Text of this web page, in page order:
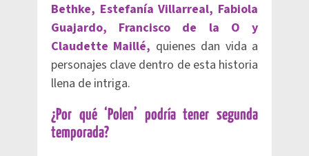
Bethke, Estefanía Villarreal, Fabiola
Guajardo, Francisco de la O y
Claudette Maillé, quienes dan vida a
personajes clave dentro de esta historia
llena de intriga.
¿Por qué ‘Polen’ podría tener segunda
temporada?